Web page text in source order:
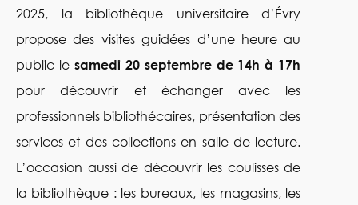
2025, la bibliothèque universitaire d’Évry
propose des visites guidées d’une heure au
public le samedi 20 septembre de 14h à 17h
pour découvrir et échanger avec les
professionnels bibliothécaires, présentation des
services et des collections en salle de lecture.
L’occasion aussi de découvrir les coulisses de
la bibliothèque : les bureaux, les magasins, les